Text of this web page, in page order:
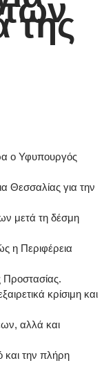
της
ο Υφυπουργός
Θεσσαλίας για την
μετά τη δέσμη
η Περιφέρεια
Προστασίας.
κρίσιμη και
αλλά και
και την πλήρη